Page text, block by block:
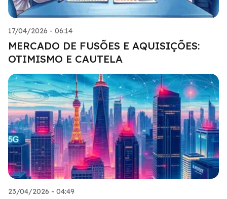
17/04/2026 - 06:14
MERCADO DE FUSÕES E AQUISIÇÕES:
OTIMISMO E CAUTELA
23/04/2026 - 04:49